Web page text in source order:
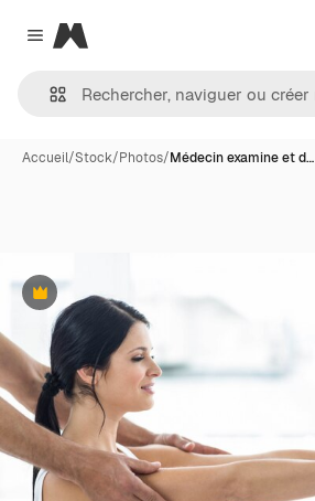
Close menu
Magnific
Accueil/Stock/Photos/Médecin examine et d…
Premium